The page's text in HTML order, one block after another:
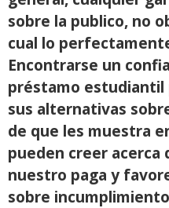
sobre la publico, no
cual lo
Encontrarse un
préstamo estudiantil
sus alternativas
de que les muestra
pueden creer acerca
nuestro paga y
sobre